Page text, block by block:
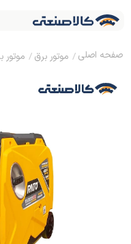
موتور برق موتور